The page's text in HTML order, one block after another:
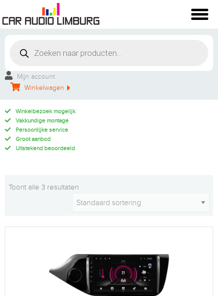
Mijn account
Winkelwagen
Winkelbezoek mogelijk
Vakkundige montage
Persoonlijke service
Groot aanbod
Uitstekend beoordeeld
Toont alle 3 resultaten